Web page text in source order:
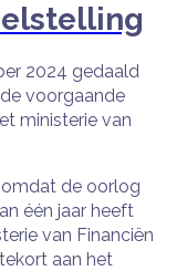
2024 gedaald
de voorgaande
ministerie van
de oorlog
één jaar heeft
van Financiën
aan het